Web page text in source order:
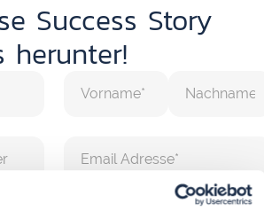
Success Story
herunter!